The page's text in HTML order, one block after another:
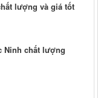
lượng và giá tốt
Ninh chất lượng